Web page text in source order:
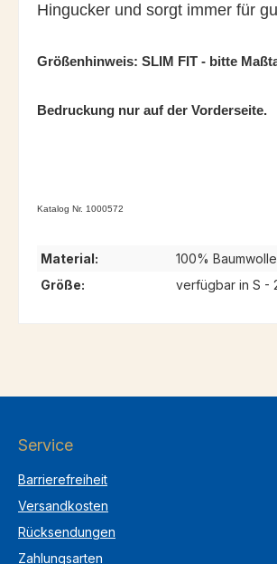
Hingucker und sorgt immer für
Größenhinweis: SLIM FIT - bitte
Bedruckung nur auf der Vorderseite.
Katalog Nr. 1000572
Material:
100% Baumwolle
Größe:
verfügbar in S -
Service
Barrierefreiheit
Versandkosten
Rücksendungen
Zahlungsarten